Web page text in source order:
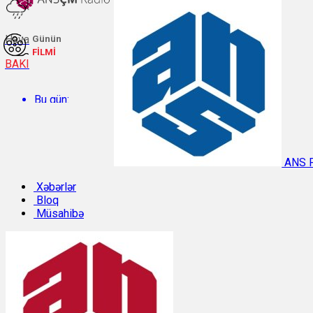
Hava
BAKI
Bu gün:
Temperatur: 30.4°C. Rütubət: 49%.
Sabah:
Günün
FİLMİ
ANS
Xəbərlər
Bloq
Müsahibə